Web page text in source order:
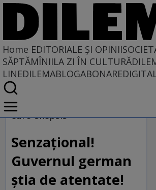
Home EDITORIALE ȘI OPINII
SĂPTĂMÎNIILA ZI ÎN CULTURĂ
LINEDILEMABLOGABONARE
Home
EDITORIALE ȘI OPINII
PE CE LUME TRĂIM
euro-skepsis
Senzaţional!
Guvernul german
ştia de atentate!